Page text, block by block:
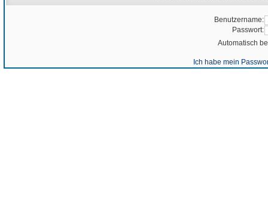
Benutzername:
Passwort:
Automatisch
Ich habe mein